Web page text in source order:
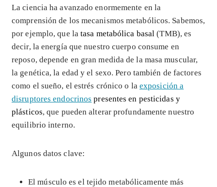
La ciencia ha avanzado enormemente en la
comprensión de los mecanismos metabólicos. Sabemos,
por ejemplo, que latasa metabólica basal (TMB), es
decir, la energía que nuestro cuerpo consume en
reposo, depende en gran medida de la masa muscular,
la genética, la edad y el sexo. Pero también de factores
como el sueño, el estrés crónico o la exposición a
disruptores endocrinos presentes en pesticidas y
plásticos, que pueden alterar profundamente nuestro
equilibrio interno.
Algunos datos clave:
El músculo es el tejido metabólicamente más